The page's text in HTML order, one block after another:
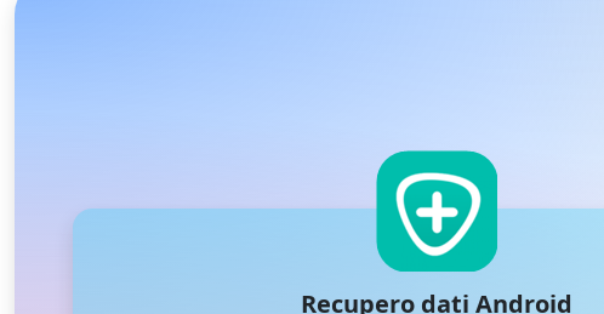
Recupero dati Android